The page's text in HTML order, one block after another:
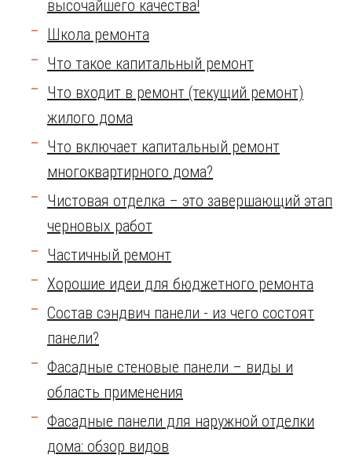
высочайшего качества!
Школа ремонта
Что такое капитальный ремонт
Что входит в ремонт (текущий ремонт)
жилого дома
Что включает капитальный ремонт
многоквартирного дома?
Чистовая отделка – это завершающий этап
черновых работ
Частичный ремонт
Хорошие идеи для бюджетного ремонта
Состав сэндвич панели - из чего состоят
панели?
Фасадные стеновые панели – виды и
область применения
Фасадные панели для наружной отделки
дома: обзор видов